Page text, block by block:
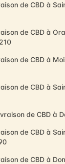
de CBD à
de CBD à
de CBD à
de CBD à
de CBD à
de CBD à
de CBD à